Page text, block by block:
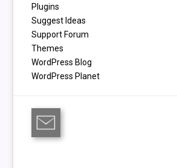
Plugins
Suggest Ideas
Support Forum
Themes
WordPress Blog
WordPress Planet